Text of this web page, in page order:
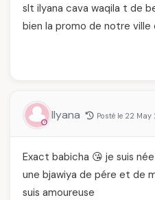
slt ilyana cava waqila t de
bien la promo de notre ville
Ilyana Posté le 22 May
Exact babicha 😘 je suis
une bjawiya de pére et de
suis amoureuse